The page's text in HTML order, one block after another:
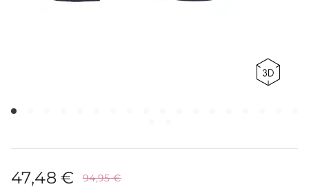
47,48 € 94,95 €